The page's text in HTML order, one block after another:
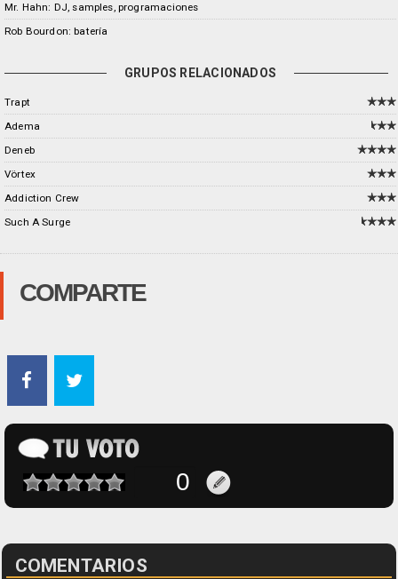
Mr. Hahn: DJ, samples, programaciones
Rob Bourdon: batería
GRUPOS RELACIONADOS
Trapt
Adema
Deneb
Vörtex
Addiction Crew
Such A Surge
COMPARTE
COMENTARIOS